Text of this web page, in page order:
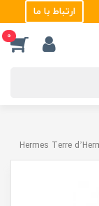
ارتباط با ما
0